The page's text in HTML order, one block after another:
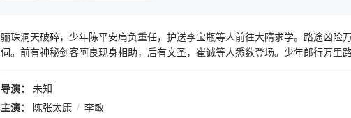
骊珠洞天破碎，少年陈平安肩负重任，护送李宝瓶等人前往大隋求学。路途凶险
伺。前有神秘剑客阿良现身相助，后有文圣，崔诚等人悉数登场。少年郎行万里
导演：
未知
主演：
陈张太康 / 李敏